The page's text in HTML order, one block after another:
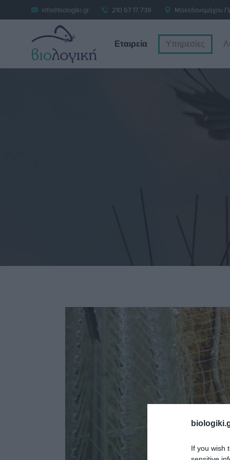
If you wish
info@biologiki.gr 210 67 17 739 Μακεδονομάχου
Εταιρεία Υπηρεσίες